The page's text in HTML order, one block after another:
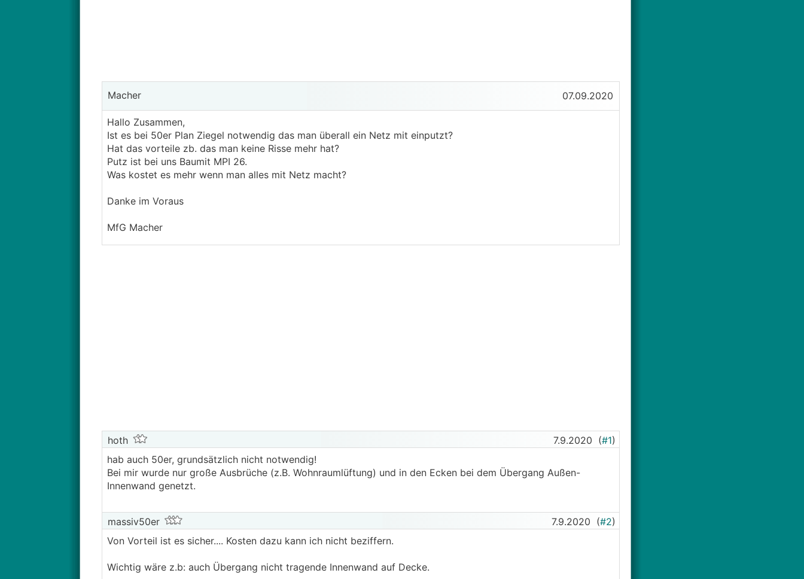
Macher 07.09.2020
Hallo Zusammen,
Ist es bei 50er Plan Ziegel notwendig das man überall ein Netz mit einputzt?
Hat das vorteile zb. das man keine Risse mehr hat?
Putz ist bei uns Baumit MPI 26.
Was kostet es mehr wenn man alles mit Netz macht?
Danke im Voraus
MfG Macher
hoth 7.9.2020 (#1)
hab auch 50er, grundsätzlich nicht notwendig!
Bei mir wurde nur große Ausbrüche (z.B. Wohnraumlüftung) und in den Ecken bei dem Übergang Außen-
Innenwand genetzt.
massiv50er 7.9.2020 (#2)
Von Vorteil ist es sicher.... Kosten dazu kann ich nicht beziffern.
Wichtig wäre z.b: auch Übergang nicht tragende Innenwand auf Decke.